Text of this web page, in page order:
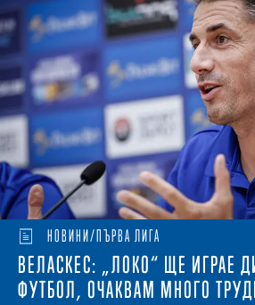
НОВИНИ/ПЪРВА ЛИГА
ВЕЛАСКЕС: „ЛОКО“ ЩЕ ИГРАЕ
ФУТБОЛ, ОЧАКВАМ МНОГО